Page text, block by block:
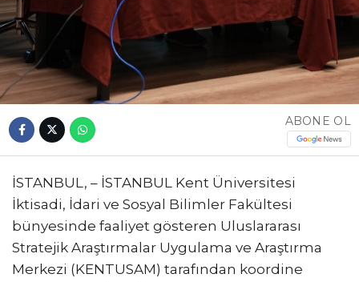
ABONE OL
İSTANBUL, – İSTANBUL Kent Üniversitesi
İktisadi, İdari ve Sosyal Bilimler Fakültesi
bünyesinde faaliyet gösteren Uluslararası
Stratejik Araştırmalar Uygulama ve Araştırma
Merkezi (KENTUSAM) tarafından koordine